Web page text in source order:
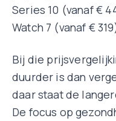
Series 10 (vanaf €
Watch 7 (vanaf €
Bij die
duurder is dan
daar staat de
De focus op